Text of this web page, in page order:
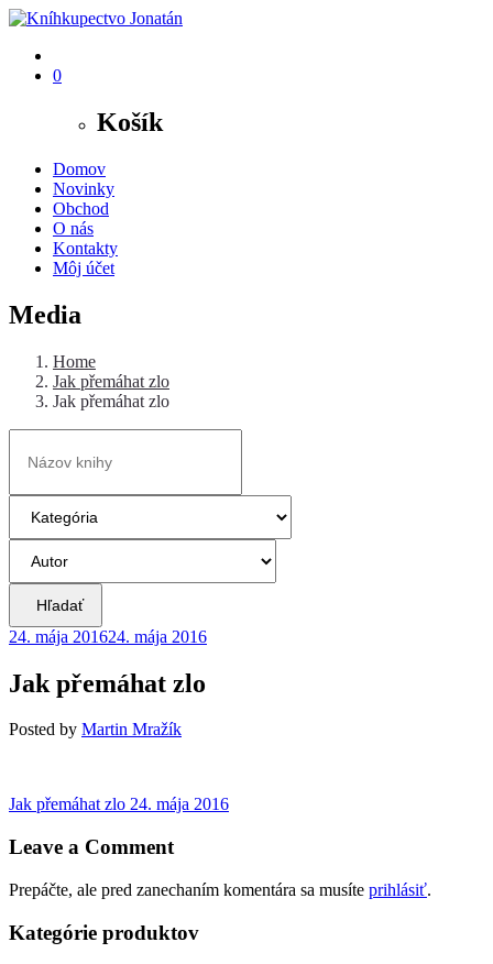
0
Košík
Domov
Novinky
Obchod
O nás
Kontakty
Môj účet
Media
Home
Jak přemáhat zlo
Jak přemáhat zlo
Hľadať
24. mája 201624. mája 2016
Jak přemáhat zlo
Posted by Martin Mražík
Navigácia
v
Jak přemáhat zlo Previous
24. mája 2016
Leave a Comment
Prepáčte, ale pred zanechaním komentára sa musíte prihlásiť.
Kategórie produktov